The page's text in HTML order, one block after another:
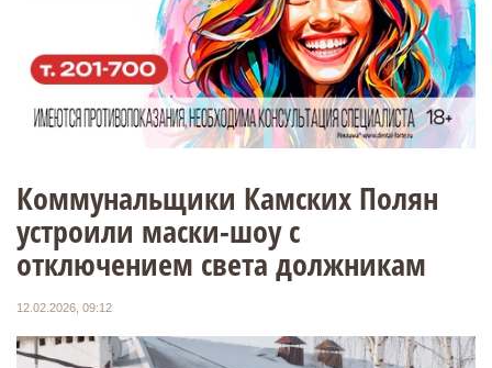
Коммунальщики Камских Полян
устроили маски-шоу с
отключением света должникам
12.02.2026, 09:12